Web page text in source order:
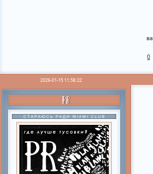
0
2026-01-15 11:58:22
PR
СТАРАЮСЬ РАДИ MIAMI CLUB